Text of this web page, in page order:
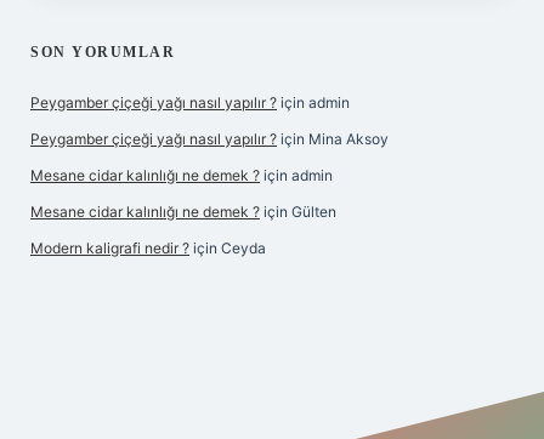
SON YORUMLAR
Peygamber çiçeği yağı nasıl yapılır ? için admin
Peygamber çiçeği yağı nasıl yapılır ? için Mina Aksoy
Mesane cidar kalınlığı ne demek ? için admin
Mesane cidar kalınlığı ne demek ? için Gülten
Modern kaligrafi nedir ? için Ceyda